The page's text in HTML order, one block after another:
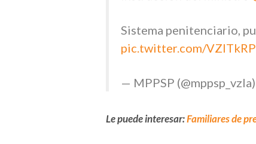
Sistema penitenciario,
pic.twitter.com/
— MPPSP (@mppsp_vzla)
Le puede interesar:Familiares de